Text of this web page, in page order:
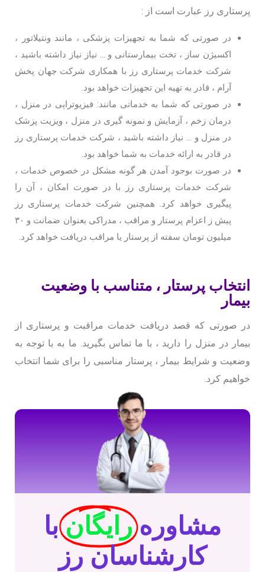
پرستاری رز عبارت است از :
در صورتی که شما به تجهیزات پزشکی ، مانند ونتیلاتور ،
اکسیژن ساز ، تخت بیمارستانی و … نیاز نیاز داشته باشید ،
شرکت خدمات پرستاری رز با همکاری شرکت جهان پخش
آرام ، قادر به تهیه این تجهیزات خواهد بود.
در صورتی که شما به خدماتی مانند: فیزیوتراپی در منزل ،
درمان زخم ، آزمایش و نمونه گیری در منزل ، ویزیت پزشک
در منزل و … نیاز داشته باشید ، شرکت خدمات پرستاری رز
در قادر به ارائه خدمات به شما خواهد بود.
در صورت بوجود آمدن هر گونه مشکل در خصوص خدمات ،
شرکت خدمات پرستاری رز با در صورت امکان ، آن را
پیگیری خواهد کرد. همچنین شرکت خدمات پرستاری رز
پیش ز اعزام پرستار و مراقب ، مدراکی بعنوان ضمانت و ۳۰
میلیون تومان سفته از پرستار یا مراقب دریافت خواهد کرد.
انتخاب پرستار ، متناسب با وضعیت
بیمار
در صورتی که قصد دریافت خدمات مراقبت و پرستاری از
بیمار در منزل را دارید ، با ما تماس بگیرید. ما به با توجه به
وضعیت و شرایط بیمار ، پرستار مناسبی را برای شما انتخاب
خواهیم کرد.
مشاوره رایگان با
کارشناسان رز